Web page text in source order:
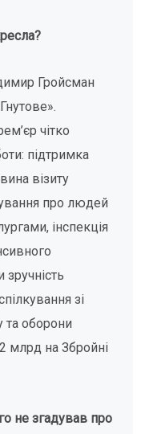
Гройсман
чітко
підтримка
візиту
про людей
інспекція
зі
та оборони
млрд на Збройні
не згадував про